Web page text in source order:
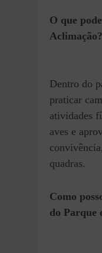
O que
Aclimação?
Dentro do
praticar
atividades
aves e
quadras.
Como
do Parque